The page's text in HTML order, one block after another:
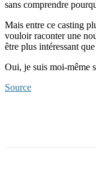
sans comprendre
Mais entre ce casting
vouloir raconter une
être plus intéressant
Oui, je suis moi-même
Source